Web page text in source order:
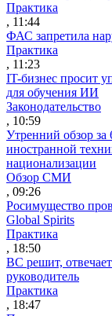
Практика
, 11:44
ФАС запретила
Практика
, 11:23
IT-бизнес просит
для обучения ИИ
Законодательство
, 10:59
Утренний обзор за
иностранной
национализации
Обзор СМИ
, 09:26
Росимущество
Global Spirits
Практика
, 18:50
ВС решит,
руководитель
Практика
, 18:47